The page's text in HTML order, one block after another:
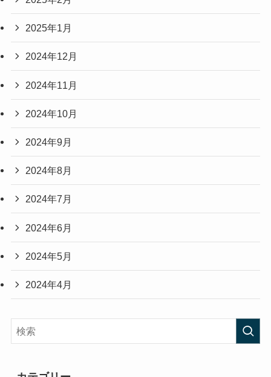
2025年1月
2024年12月
2024年11月
2024年10月
2024年9月
2024年8月
2024年7月
2024年6月
2024年5月
2024年4月